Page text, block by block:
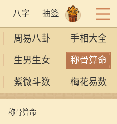
八字 抽签
周易八卦 手相大全
生男生女 称骨算命
紫微斗数 梅花易数
称骨算命